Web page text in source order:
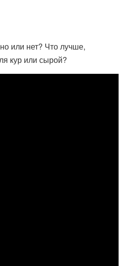
или нет? Что лучше,
кур или сырой?